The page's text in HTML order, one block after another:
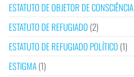
ESTATUTO DE OBJETOR DE CONSCIÊNCIA
ESTATUTO DE REFUGIADO (2)
ESTATUTO DE REFUGIADO POLÍTICO (1)
ESTIGMA(1)